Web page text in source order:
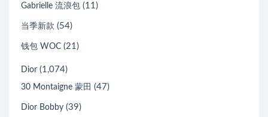
Gabrielle 流浪包 (11)
当季新款 (54)
钱包 WOC (21)
Dior (1,074)
30 Montaigne 蒙田 (47)
Dior Bobby (39)